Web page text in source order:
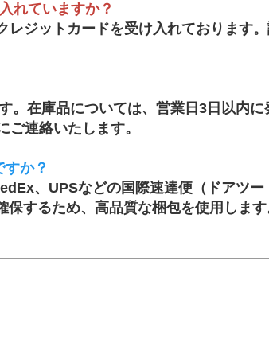
れていますか？
レジットカードを受け入れております
。在庫品については、営業日3日以内
ご連絡いたします。
か？
、UPSなどの国際速達便（ドアツ
保するため、高品質な梱包を使用しま